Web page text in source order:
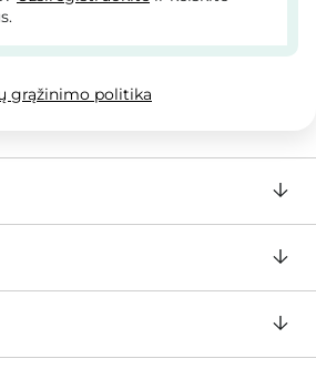
grąžinimo politika